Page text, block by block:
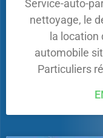
Service-auto-
nettoyage, le
la
automobile
Particuliers